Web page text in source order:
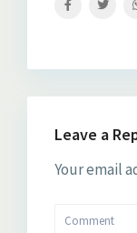
Leave a
Your email